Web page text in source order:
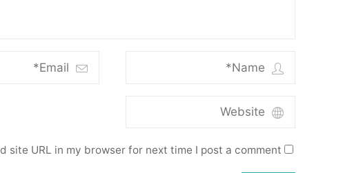
site URL in my browser for next time I post a comment.